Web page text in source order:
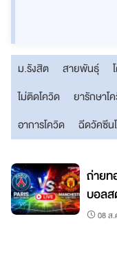
ม.รังสิต สายพันธุ์
ไม่ติดโควิด
ยารักษาโ
อาการโควิด
ฉีดวัคซีน
ถ่ายท
บอลส
08 ส.